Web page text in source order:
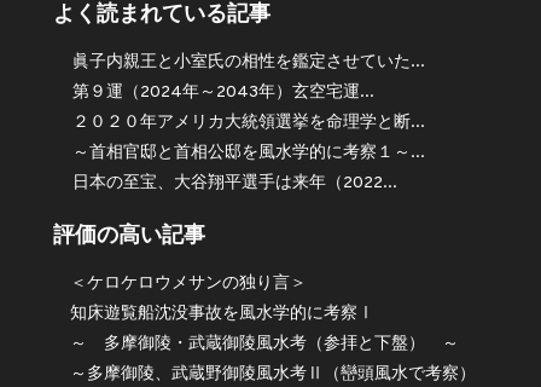
よく読まれている記事
眞子内親王と小室氏の相性を鑑定させていた...
第９運（2024年～2043年）玄空宅運...
２０２０年アメリカ大統領選挙を命理学と断...
～首相官邸と首相公邸を風水学的に考察１～...
日本の至宝、大谷翔平選手は来年（2022...
評価の高い記事
＜ケロケロウメサンの独り言＞
知床遊覧船沈没事故を風水学的に考察Ⅰ
～ 多摩御陵・武蔵御陵風水考（参拝と下盤） ～
～多摩御陵、武蔵野御陵風水考Ⅱ（巒頭風水で考察）